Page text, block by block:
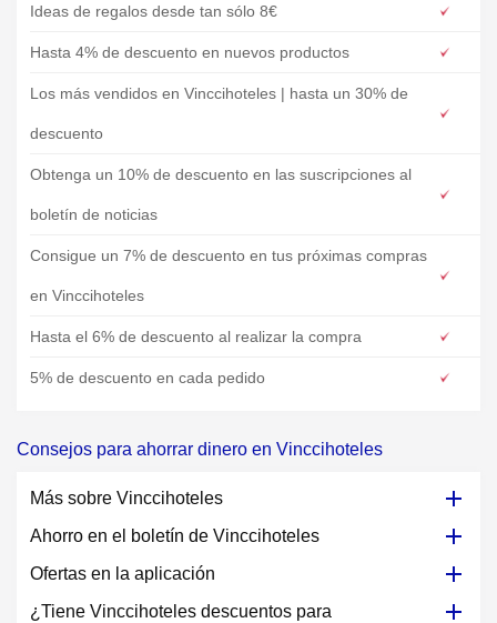
Ideas de regalos desde tan sólo 8€
Hasta 4% de descuento en nuevos productos
Los más vendidos en Vinccihoteles | hasta un 30% de
descuento
Obtenga un 10% de descuento en las suscripciones al
boletín de noticias
Consigue un 7% de descuento en tus próximas compras
en Vinccihoteles
Hasta el 6% de descuento al realizar la compra
5% de descuento en cada pedido
Consejos para ahorrar dinero en Vinccihoteles
Más sobre Vinccihoteles
Ahorro en el boletín de Vinccihoteles
Ofertas en la aplicación
¿Tiene Vinccihoteles descuentos para